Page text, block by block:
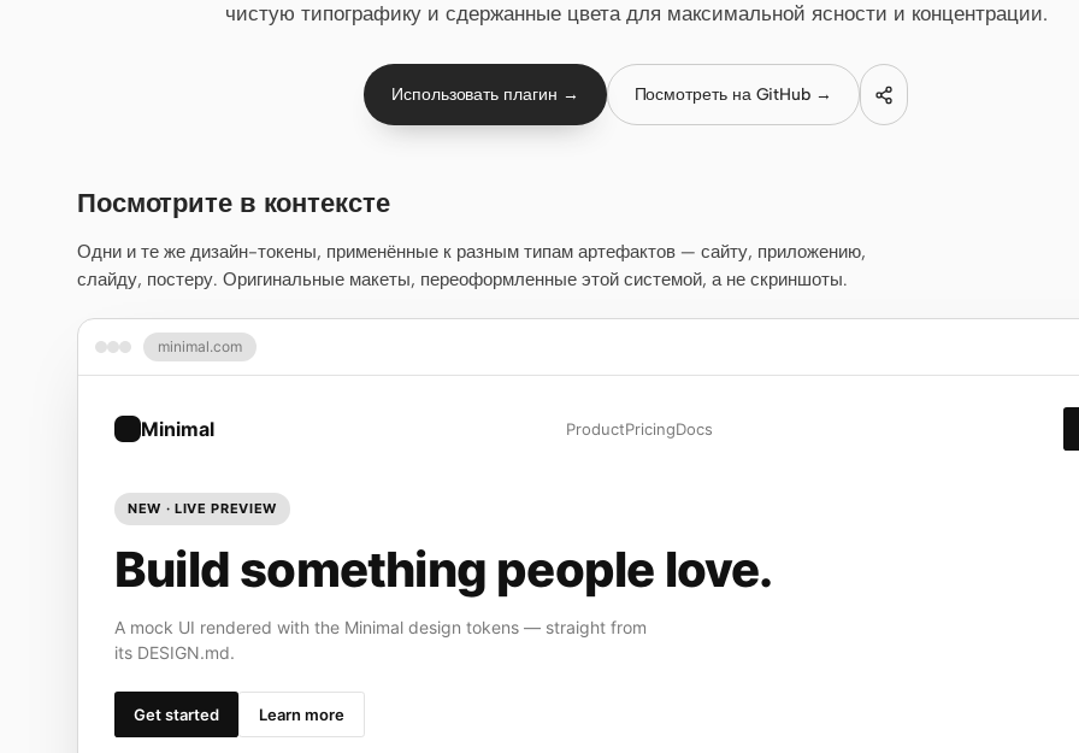
чистую типографику и сдержанные цвета для максимальной ясности и концентрации.
Использовать плагин → Посмотреть на GitHub →
Посмотрите в контексте
Одни и те же дизайн-токены, применённые к разным типам артефактов — сайту, приложению,
слайду, постеру. Оригинальные макеты, переоформленные этой системой, а не скриншоты.
minimal.com
Minimal ProductPricingDocs
NEW · LIVE PREVIEW
Build something people love.
A mock UI rendered with the Minimal design tokens — straight from
its DESIGN.md.
Get started Learn more